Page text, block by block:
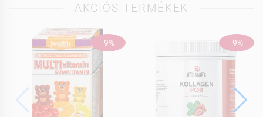
AKCIÓS TERMÉKEK
-9% -9%